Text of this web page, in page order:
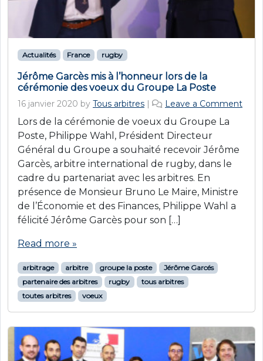
Actualités France rugby
Jérôme Garcès mis à l’honneur lors de la
cérémonie des voeux du Groupe La Poste
16 janvier 2020 by Tous arbitres | Leave a Comment
Lors de la cérémonie de voeux du Groupe La
Poste, Philippe Wahl, Président Directeur
Général du Groupe a souhaité recevoir Jérôme
Garcès, arbitre international de rugby, dans le
cadre du partenariat avec les arbitres. En
présence de Monsieur Bruno Le Maire, Ministre
de l’Économie et des Finances, Philippe Wahl a
félicité Jérôme Garcès pour son […]
Read more »
arbitrage arbitre groupe la poste
Jérôme Garcés
partenaire des arbitres
rugby
tous arbitres
toutes arbitres
voeux